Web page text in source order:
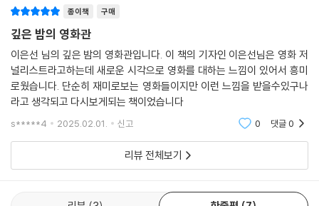
들을 소개한다.
저자의 글을 통해 우리는 이미 본 영화든 아직 보지 못한 영화든, 글이 머물
고 있는 영화의 장면들을 함께 보러 가고 싶어진다. 책에서 영화로, 영화에
서 다시 책으로 이어지는 풍성한 감상의 경험을 선사하는 책이다.
종이책 구매
깊은 밤의 영화관
이은선 님의 깊은 밤의 영화관입니다. 이 책의 기자인 이은선님은 영화 저
널리스트라고하는데 새로운 시각으로 영화를 대하는 느낌이 있어서 흥미
로웠습니다. 단순히 재미로보는 영화들이지만 이런 느낌을 받을수있구나
라고 생각되고 다시보게되는 책이었습니다
s*****4 2025.02.01. 신고 0 댓글0
리뷰 전체보기